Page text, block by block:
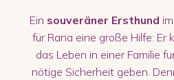
Ein souveräner Ersthund
für Rana eine große Hilfe: Er
das Leben in einer Familie
nötige Sicherheit geben.